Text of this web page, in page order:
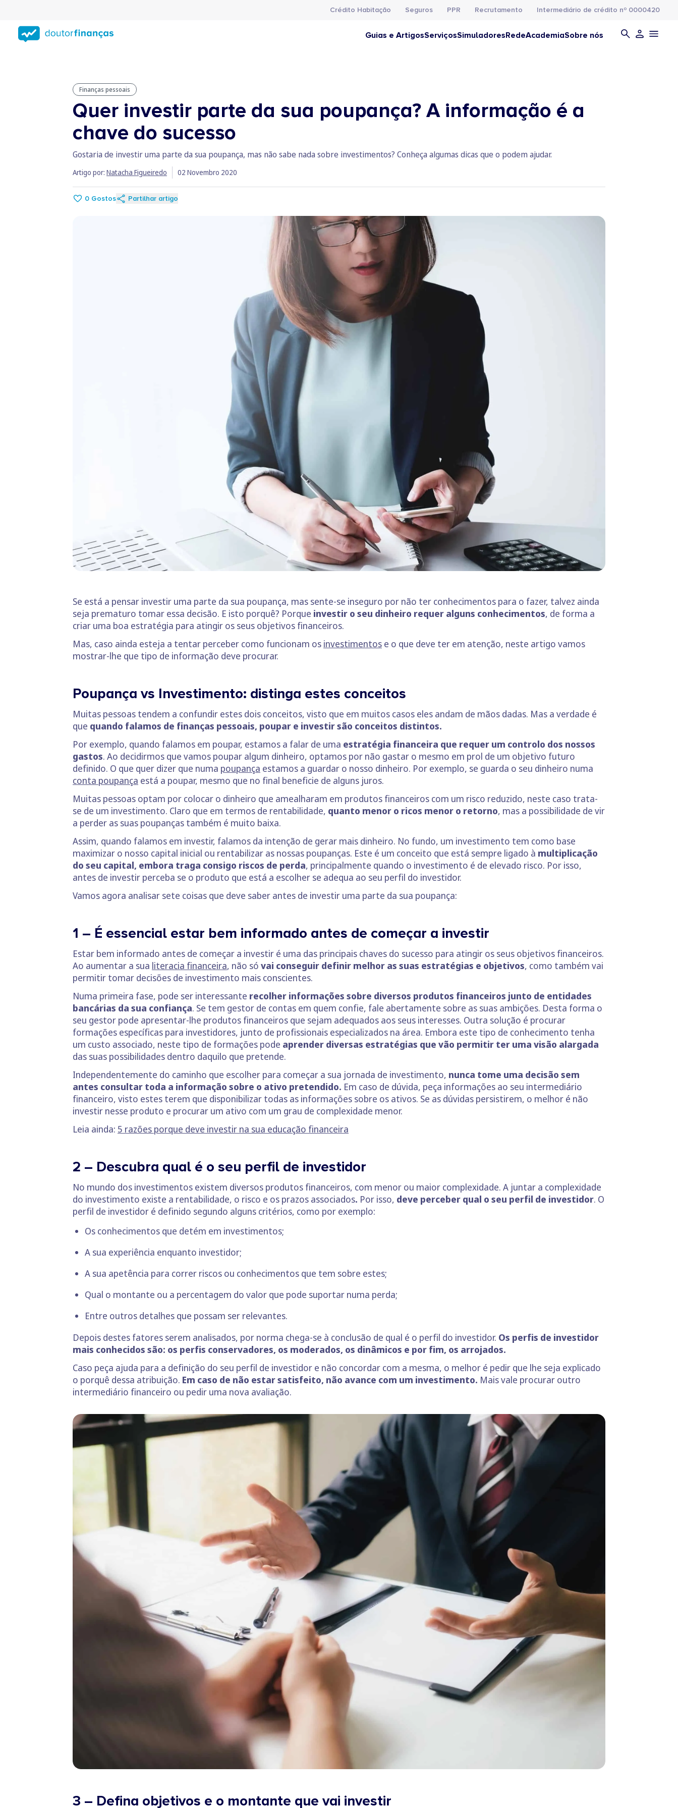
conteúdo
principal
Crédito Habitação Seguros PPR Recrutamento Intermediário de crédito nº 0000420
Guias e ArtigosServiçosSimuladoresRedeAcademiaSobre nós
Finanças pessoais
Quer investir parte da sua poupança? A informação é a
chave do sucesso
Gostaria de investir uma parte da sua poupança, mas não sabe nada sobre investimentos? Conheça algumas dicas que o podem ajudar.
Artigo por: Natacha Figueiredo 02 Novembro 2020
0 Gostos Partilhar artigo
Se está a pensar investir uma parte da sua poupança, mas sente-se inseguro por não ter conhecimentos para o fazer, talvez ainda
seja prematuro tomar essa decisão. E isto porquê? Porque investir o seu dinheiro requer alguns conhecimentos, de forma a
criar uma boa estratégia para atingir os seus objetivos financeiros.
Mas, caso ainda esteja a tentar perceber como funcionam os investimentos e o que deve ter em atenção, neste artigo vamos
mostrar-lhe que tipo de informação deve procurar.
Poupança vs Investimento: distinga estes conceitos
Muitas pessoas tendem a confundir estes dois conceitos, visto que em muitos casos eles andam de mãos dadas. Mas a verdade é
que quando falamos de finanças pessoais, poupar e investir são conceitos distintos.
Por exemplo, quando falamos em poupar, estamos a falar de uma estratégia financeira que requer um controlo dos nossos
gastos. Ao decidirmos que vamos poupar algum dinheiro, optamos por não gastar o mesmo em prol de um objetivo futuro
definido. O que quer dizer que numa poupança estamos a guardar o nosso dinheiro. Por exemplo, se guarda o seu dinheiro numa
conta poupança está a poupar, mesmo que no final beneficie de alguns juros.
Muitas pessoas optam por colocar o dinheiro que amealharam em produtos financeiros com um risco reduzido, neste caso trata-
se de um investimento. Claro que em termos de rentabilidade, quanto menor o ricos menor o retorno, mas a possibilidade de vir
a perder as suas poupanças também é muito baixa.
Assim, quando falamos em investir, falamos da intenção de gerar mais dinheiro. No fundo, um investimento tem como base
maximizar o nosso capital inicial ou rentabilizar as nossas poupanças. Este é um conceito que está sempre ligado à multiplicação
do seu capital, embora traga consigo riscos de perda, principalmente quando o investimento é de elevado risco. Por isso,
antes de investir perceba se o produto que está a escolher se adequa ao seu perfil do investidor.
Vamos agora analisar sete coisas que deve saber antes de investir uma parte da sua poupança:
1 – É essencial estar bem informado antes de começar a investir
Estar bem informado antes de começar a investir é uma das principais chaves do sucesso para atingir os seus objetivos financeiros.
Ao aumentar a sua literacia financeira, não só vai conseguir definir melhor as suas estratégias e objetivos, como também vai
permitir tomar decisões de investimento mais conscientes.
Numa primeira fase, pode ser interessante recolher informações sobre diversos produtos financeiros junto de entidades
bancárias da sua confiança. Se tem gestor de contas em quem confie, fale abertamente sobre as suas ambições. Desta forma o
seu gestor pode apresentar-lhe produtos financeiros que sejam adequados aos seus interesses. Outra solução é procurar
formações específicas para investidores, junto de profissionais especializados na área. Embora este tipo de conhecimento tenha
um custo associado, neste tipo de formações pode aprender diversas estratégias que vão permitir ter uma visão alargada
das suas possibilidades dentro daquilo que pretende.
Independentemente do caminho que escolher para começar a sua jornada de investimento, nunca tome uma decisão sem
antes consultar toda a informação sobre o ativo pretendido. Em caso de dúvida, peça informações ao seu intermediário
financeiro, visto estes terem que disponibilizar todas as informações sobre os ativos. Se as dúvidas persistirem, o melhor é não
investir nesse produto e procurar um ativo com um grau de complexidade menor.
Leia ainda: 5 razões porque deve investir na sua educação financeira
2 – Descubra qual é o seu perfil de investidor
No mundo dos investimentos existem diversos produtos financeiros, com menor ou maior complexidade. A juntar a complexidade
do investimento existe a rentabilidade, o risco e os prazos associados. Por isso, deve perceber qual o seu perfil de investidor. O
perfil de investidor é definido segundo alguns critérios, como por exemplo:
Os conhecimentos que detém em investimentos;
A sua experiência enquanto investidor;
A sua apetência para correr riscos ou conhecimentos que tem sobre estes;
Qual o montante ou a percentagem do valor que pode suportar numa perda;
Entre outros detalhes que possam ser relevantes.
Depois destes fatores serem analisados, por norma chega-se à conclusão de qual é o perfil do investidor. Os perfis de investidor
mais conhecidos são: os perfis conservadores, os moderados, os dinâmicos e por fim, os arrojados.
Caso peça ajuda para a definição do seu perfil de investidor e não concordar com a mesma, o melhor é pedir que lhe seja explicado
o porquê dessa atribuição. Em caso de não estar satisfeito, não avance com um investimento. Mais vale procurar outro
intermediário financeiro ou pedir uma nova avaliação.
3 – Defina objetivos e o montante que vai investir